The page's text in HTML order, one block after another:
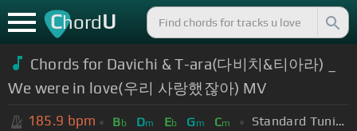
ChordU
Chords for Davichi & T-ara(다비치&티아라) _
We were in love(우리 사랑했잖아) MV
185.9 bpm Bb Dm Eb Gm Cm Standard Tuning (EADGBE)